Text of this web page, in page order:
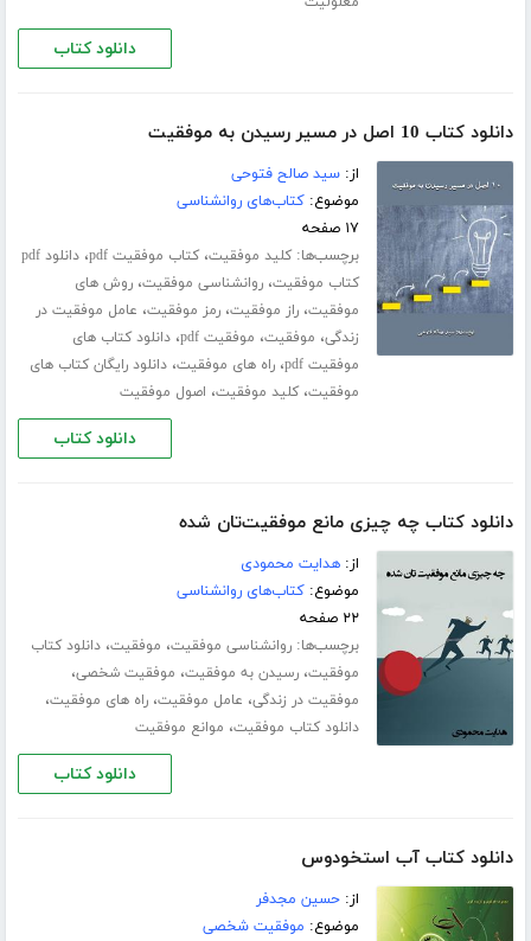
دانلود کتاب
دانلود کتاب 10 اصل در مسیر رسیدن به موفقیت
از:سید صالح فتوحی
موضوع:کتاب‌های روانشناسی
۱۷ صفحه
برچسب‌ها:کلید موفقیت،کتاب موفقیت pdf ،
دانلود pdf
کتاب موفقیت،روانشناسی موفقیت،روش های
موفقیت،راز موفقیت،رمز موفقیت، عامل موفقیت در
زندگی، موفقیت، موفقیت pdf ،دانلود کتاب های
موفقیت pdf
،راه های موفقیت،دانلود رایگان کتاب های
موفقیت،کلید موفقیت، اصول موفقیت
دانلود کتاب
دانلود کتاب چه چیزی مانع موفقیت‌تان شده
از:هدایت محمودی
موضوع:کتاب‌های روانشناسی
۲۲ صفحه
برچسب‌ها:روانشناسی موفقیت، موفقیت،دانلود کتاب
موفقیت،رسیدن به موفقیت، موفقیت شخصی،
موفقیت در زندگی، عامل موفقیت،راه های موفقیت،
دانلود کتاب موفقیت، موانع موفقیت
دانلود کتاب
دانلود کتاب آب استخودوس
از:حسین مجدفر
موضوع: موفقیت شخصی